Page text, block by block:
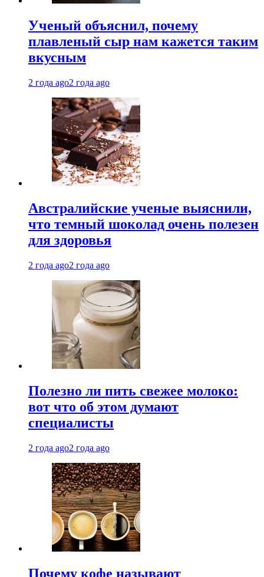
Ученый объяснил, почему
плавленый сыр нам кажется таким
вкусным
2 года ago2 года ago
Австралийские ученые выяснили,
что темный шоколад очень полезен
для здоровья
2 года ago2 года ago
Полезно ли пить свежее молоко:
вот что об этом думают
специалисты
2 года ago2 года ago
Почему кофе называют